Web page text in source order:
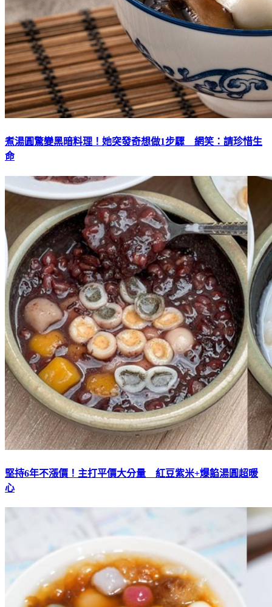
煮湯圓驚變黑暗料理！她突發奇想做1步驟 網笑：請珍惜生
命
堅持6年不漲價！主打平價大分量 紅豆紫米+爆餡湯圓超暖
心